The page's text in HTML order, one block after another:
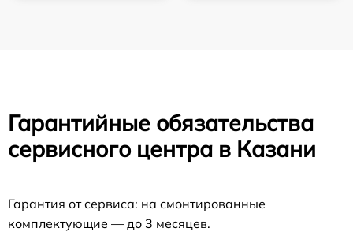
Гарантийные обязательства
сервисного центра в Казани
Гарантия от сервиса: на смонтированные
комплектующие — до 3 месяцев.